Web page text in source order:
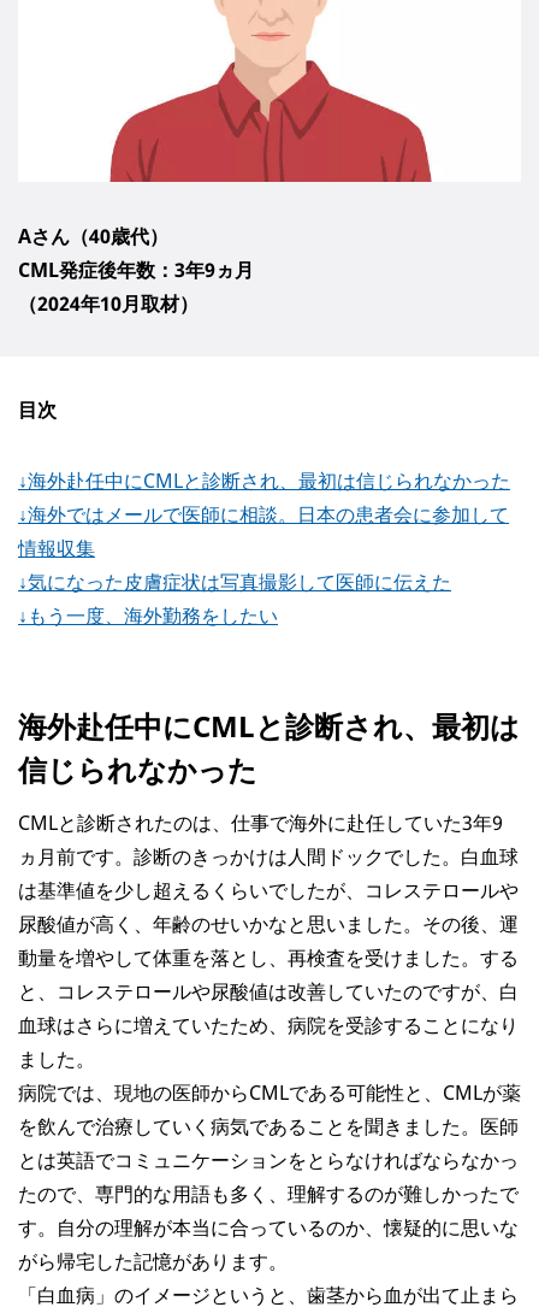
Aさん（40歳代）
CML発症後年数：3年9ヵ月
（2024年10月取材）
目次
↓海外赴任中にCMLと診断され、最初は信じられなかった
↓海外ではメールで医師に相談。日本の患者会に参加して
情報収集
↓気になった皮膚症状は写真撮影して医師に伝えた
↓もう一度、海外勤務をしたい
海外赴任中にCMLと診断され、最初は
信じられなかった
CMLと診断されたのは、仕事で海外に赴任していた3年9
ヵ月前です。診断のきっかけは人間ドックでした。白血球
は基準値を少し超えるくらいでしたが、コレステロールや
尿酸値が高く、年齢のせいかなと思いました。その後、運
動量を増やして体重を落とし、再検査を受けました。する
と、コレステロールや尿酸値は改善していたのですが、白
血球はさらに増えていたため、病院を受診することになり
ました。
病院では、現地の医師からCMLである可能性と、CMLが薬
を飲んで治療していく病気であることを聞きました。医師
とは英語でコミュニケーションをとらなければならなかっ
たので、専門的な用語も多く、理解するのが難しかったで
す。自分の理解が本当に合っているのか、懐疑的に思いな
がら帰宅した記憶があります。
「白血病」のイメージというと、歯茎から血が出て止まら